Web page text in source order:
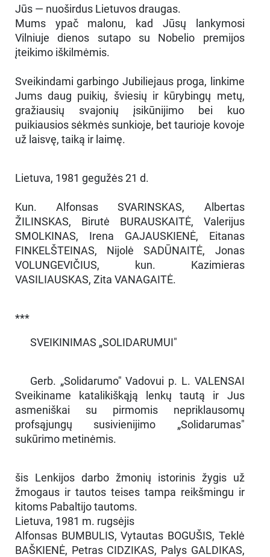
Jūs — nuoširdus Lietuvos draugas.
Mums ypač malonu, kad Jūsų lankymosi
Vilniuje dienos sutapo su Nobelio premijos
įteikimo iškilmėmis.
Sveikindami garbingo Jubiliejaus proga, linkime
Jums daug puikių, šviesių ir kūrybingų metų,
gražiausių svajonių įsikūnijimo bei kuo
puikiausios sėkmės sunkioje, bet taurioje kovoje
už laisvę, taiką ir laimę.
Lietuva, 1981 gegužės 21 d.
Kun. Alfonsas SVARINSKAS, Albertas
ŽILINSKAS, Birutė BURAUSKAITĖ, Valerijus
SMOLKINAS, Irena GAJAUSKIENĖ, Eitanas
FINKELŠTEINAS, Nijolė SADŪNAITĖ, Jonas
VOLUNGEVIČIUS, kun. Kazimieras
VASILIAUSKAS, Zita VANAGAITĖ.
***
SVEIKINIMAS „SOLIDARUMUI"
Gerb. „Solidarumo" Vadovui p. L. VALENSAI
Sveikiname katalikiškąją lenkų tautą ir Jus
asmeniškai su pirmomis nepriklausomų
profsąjungų susivienijimo „Solidarumas"
sukūrimo metinėmis.
šis Lenkijos darbo žmonių istorinis žygis už
žmogaus ir tautos teises tampa reikšmingu ir
kitoms Pabaltijo tautoms.
Lietuva, 1981 m. rugsėjis
Alfonsas BUMBULIS, Vytautas BOGUŠIS, Teklė
BAŠKIENĖ, Petras CIDZIKAS, Palys GALDIKAS,